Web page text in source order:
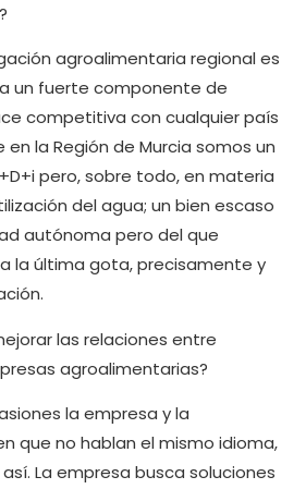
agroalimentaria regional es
un fuerte componente de
competitiva con cualquier país
la Región de Murcia somos un
pero, sobre todo, en materia
del agua; un bien escaso
autónoma pero del que
la última gota, precisamente y
las relaciones entre
agroalimentarias?
la empresa y la
que no hablan el mismo idioma,
La empresa busca soluciones